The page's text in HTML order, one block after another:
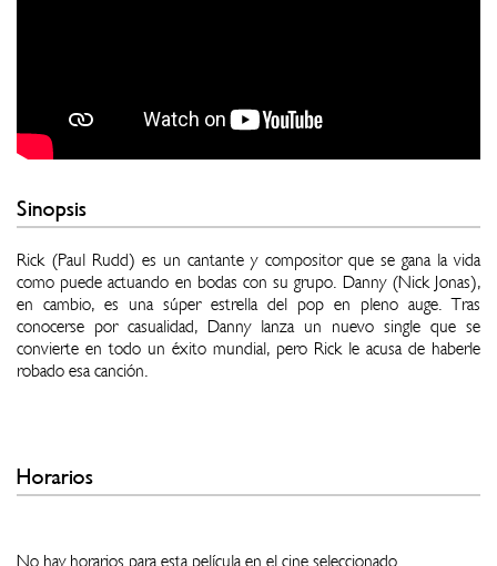
Sinopsis
Rick (Paul Rudd) es un cantante y compositor que se gana la vida
como puede actuando en bodas con su grupo. Danny (Nick Jonas),
en cambio, es una súper estrella del pop en pleno auge. Tras
conocerse por casualidad, Danny lanza un nuevo single que se
convierte en todo un éxito mundial, pero Rick le acusa de haberle
robado esa canción.
Horarios
No hay horarios para esta película en el cine seleccionado